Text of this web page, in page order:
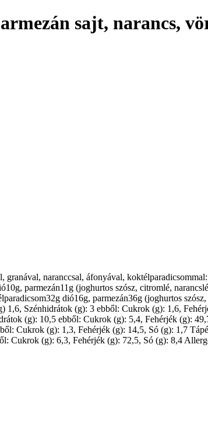
sajt, narancs,
granával, naranccsal, áfonyával,
parmezán11g (joghurtos szósz, citromlé,
dió16g, parmezán36g (joghurtos
1,6, Szénhidrátok (g): 3 ebből: Cukrok (g): 1,6,
(g): 10,5 ebből: Cukrok (g): 5,4, Fehérjék (g):
Cukrok (g): 1,3, Fehérjék (g): 14,5, Só (g): 1,7
Cukrok (g): 6,3, Fehérjék (g): 72,5, Só (g): 8,4